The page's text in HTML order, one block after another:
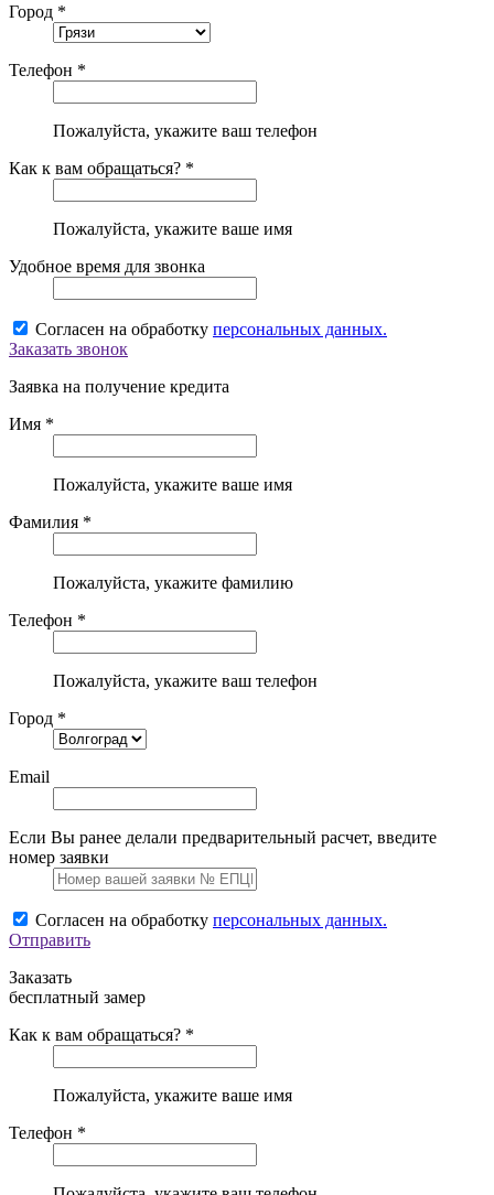
Город *
Телефон *
Пожалуйста, укажите ваш телефон
Как к вам обращаться? *
Пожалуйста, укажите ваше имя
Удобное время для звонка
Согласен на обработку персональных данных.
Заказать звонок
Заявка на получение кредита
Имя *
Пожалуйста, укажите ваше имя
Фамилия *
Пожалуйста, укажите фамилию
Телефон *
Пожалуйста, укажите ваш телефон
Город *
Email
Если Вы ранее делали предварительный расчет, введите
номер заявки
Согласен на обработку персональных данных.
Отправить
Заказать
бесплатный замер
Как к вам обращаться? *
Пожалуйста, укажите ваше имя
Телефон *